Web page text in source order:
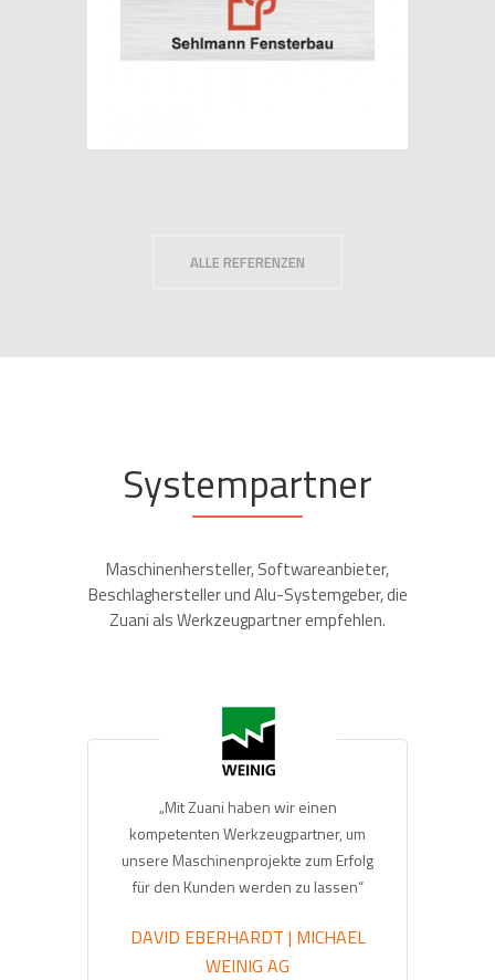
SORPETALER FENSTERBAU GMBH
ALLE REFERENZEN
Systempartner
Maschinenhersteller, Softwareanbieter,
Beschlaghersteller und Alu-Systemgeber, die
Zuani als Werkzeugpartner empfehlen.
„Mit Zuani haben wir einen
kompetenten Werkzeugpartner, um
unsere Maschinenprojekte zum Erfolg
für den Kunden werden zu lassen“
DAVID EBERHARDT | MICHAEL
WEINIG AG